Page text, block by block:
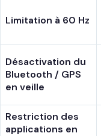
Limitation à 60 Hz
Désactivation du
Bluetooth / GPS
en veille
Restriction des
applications en